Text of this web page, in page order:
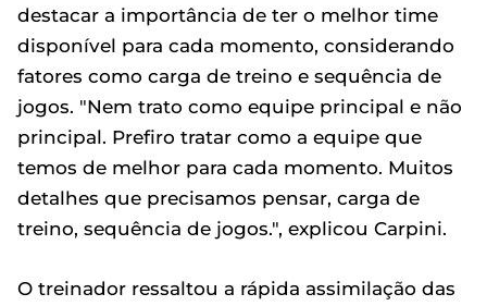
destacar a importância de ter o melhor time
disponível para cada momento, considerando
fatores como carga de treino e sequência de
jogos. "Nem trato como equipe principal e não
principal. Prefiro tratar como a equipe que
temos de melhor para cada momento. Muitos
detalhes que precisamos pensar, carga de
treino, sequência de jogos.", explicou Carpini.
O treinador ressaltou a rápida assimilação das